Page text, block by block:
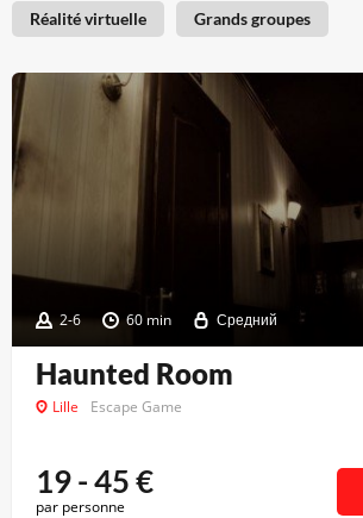
Réalité virtuelle Grands groupes
2-6 60 min Средний
Haunted Room
Lille Escape Game
19 - 45€
par personne